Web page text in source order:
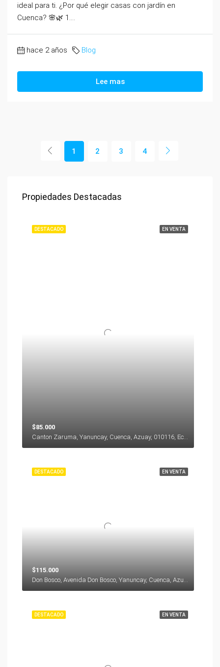
ideal para ti. ¿Por qué elegir casas con jardín en
Cuenca? 🌸🌿 1....
hace 2 años Blog
Lee mas
1 2 3 4
Propiedades Destacadas
EN VENTA
DESTACADO
$85.000
Canton Zaruma, Yanuncay, Cuenca, Azuay, 010116, Ecuador
EN VENTA
DESTACADO
$115.000
EN VENTA
DESTACADO